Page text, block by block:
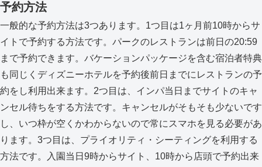
予約方法
一般的な予約方法は3つあります。1つ目は1ヶ月前10時からサ
イトで予約する方法です。パークのレストランは前日の20:59
まで予約できます。バケーションパッケージを含む宿泊者特典
も同じくディズニーホテルを予約後前日までにレストランの予
約をし利用出来ます。2つ目は、インパ当日までサイトのキャ
ンセル待ちをする方法です。キャンセルがそもそも少ないです
し、いつ枠が空くかわからないので常にスマホを見る必要があ
ります。3つ目は、プライオリティ・シーティングを利用する
方法です。入園当日9時からサイト、10時から店頭で予約出来